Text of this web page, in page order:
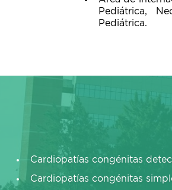
Pediátrica,
Pediátrica.
Cardiopatías congénitas
Cardiopatías congénitas